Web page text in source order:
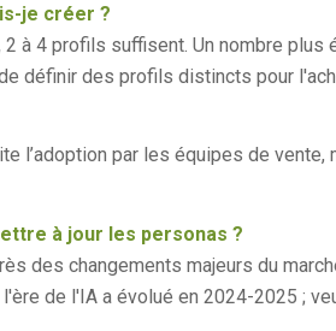
je créer ?
à 4 profils suffisent. Un nombre
définir des profils distincts pour
l’adoption par les équipes de
à jour les personas ?
des changements majeurs du
de l'IA a évolué en 2024-2025 ;